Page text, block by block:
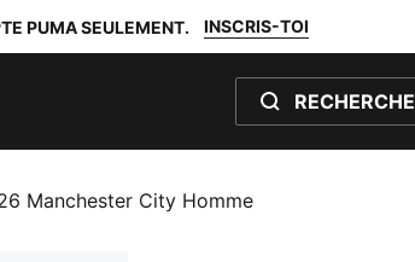
PUMA SEULEMENT. INSCRIS-TOI
RECHERCHE
Manchester City Homme